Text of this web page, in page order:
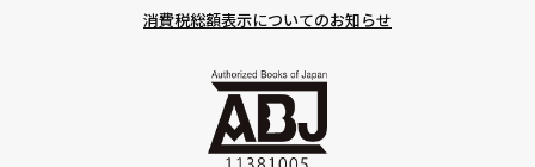
消費税総額表示についてのお知らせ